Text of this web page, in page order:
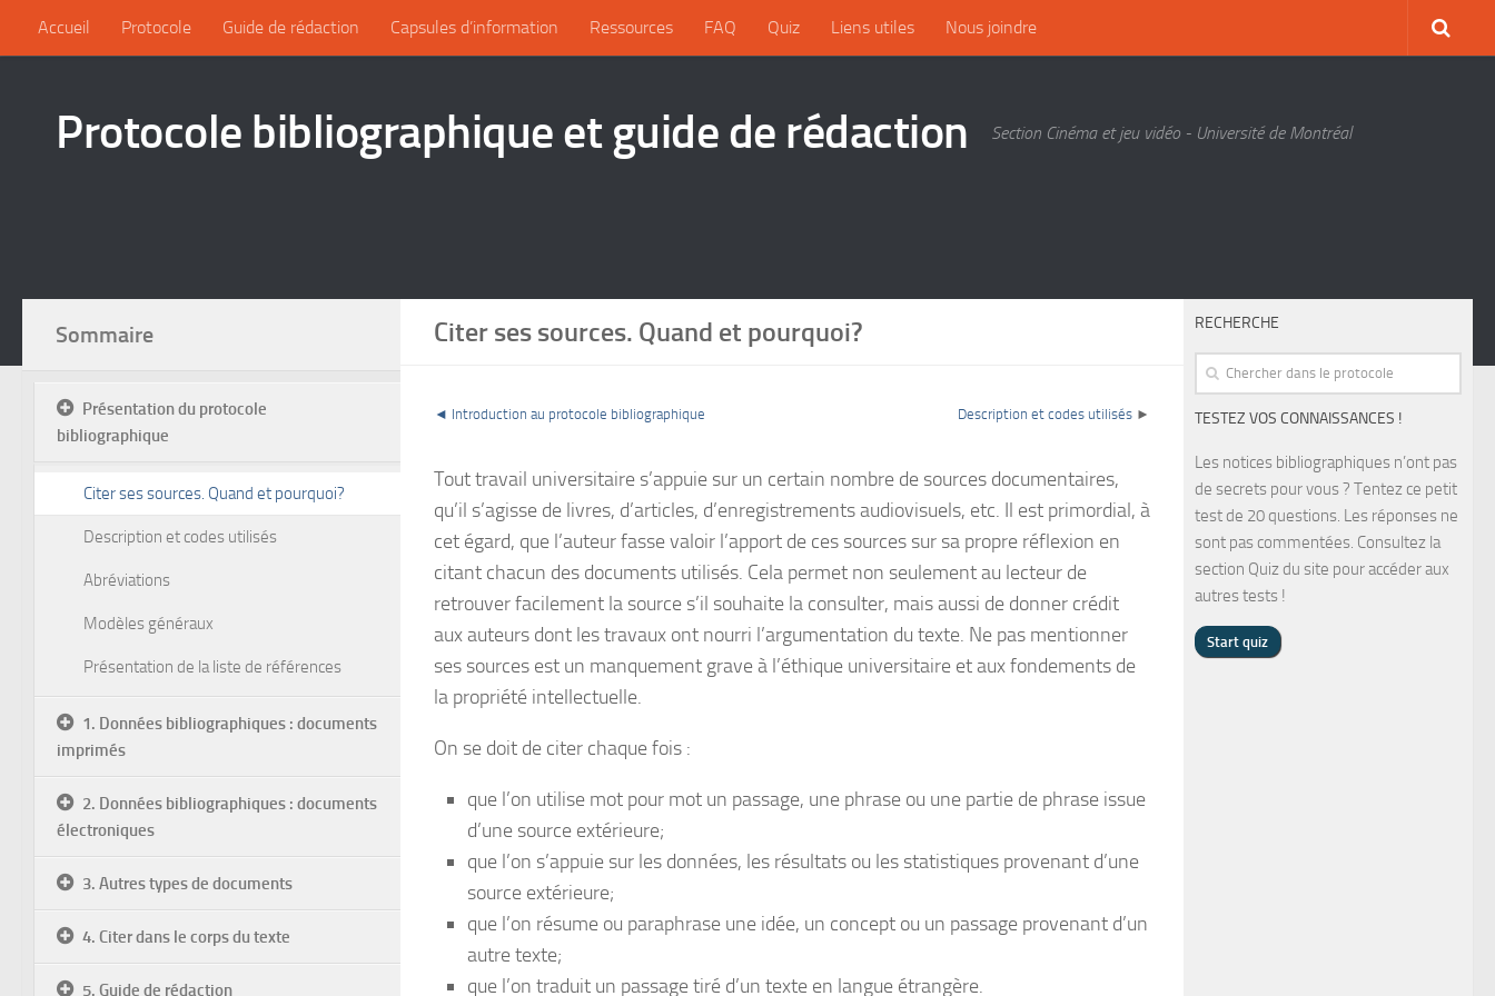
Accueil Protocole Guide de rédaction Capsules d’information Ressources FAQ Quiz Liens utiles Nous joindre
Protocole bibliographique et guide de rédaction Section Cinéma et jeu vidéo - Université de Montréal
Citer ses sources. Quand et pourquoi?
◄ Introduction au protocole bibliographique Description et codes utilisés ►
Tout travail universitaire s’appuie sur un certain nombre de sources documentaires,
qu’il s’agisse de livres, d’articles, d’enregistrements audiovisuels, etc. Il est primordial, à
cet égard, que l’auteur fasse valoir l’apport de ces sources sur sa propre réflexion en
citant chacun des documents utilisés. Cela permet non seulement au lecteur de
retrouver facilement la source s’il souhaite la consulter, mais aussi de donner crédit
aux auteurs dont les travaux ont nourri l’argumentation du texte. Ne pas mentionner
ses sources est un manquement grave à l’éthique universitaire et aux fondements de
la propriété intellectuelle.
On se doit de citer chaque fois :
que l’on utilise mot pour mot un passage, une phrase ou une partie de phrase issue
d’une source extérieure;
que l’on s’appuie sur les données, les résultats ou les statistiques provenant d’une
source extérieure;
que l’on résume ou paraphrase une idée, un concept ou un passage provenant d’un
autre texte;
que l’on traduit un passage tiré d’un texte en langue étrangère.
Sommaire
Présentation du protocole
bibliographique
Citer ses sources. Quand et pourquoi?
Description et codes utilisés
Abréviations
Modèles généraux
Présentation de la liste de références
1. Données bibliographiques : documents
imprimés
2. Données bibliographiques : documents
électroniques
3. Autres types de documents
4. Citer dans le corps du texte
5. Guide de rédaction
RECHERCHE
TESTEZ VOS CONNAISSANCES !
Les notices bibliographiques n’ont pas
de secrets pour vous ? Tentez ce petit
test de 20 questions. Les réponses ne
sont pas commentées. Consultez la
section Quiz du site pour accéder aux
autres tests !